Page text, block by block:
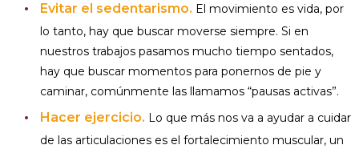
Evitar el sedentarismo. El movimiento es vida, por
lo tanto, hay que buscar moverse siempre. Si en
nuestros trabajos pasamos mucho tiempo sentados,
hay que buscar momentos para ponernos de pie y
caminar, comúnmente las llamamos “pausas activas”.
Hacer ejercicio. Lo que más nos va a ayudar a cuidar
de las articulaciones es el fortalecimiento muscular, un